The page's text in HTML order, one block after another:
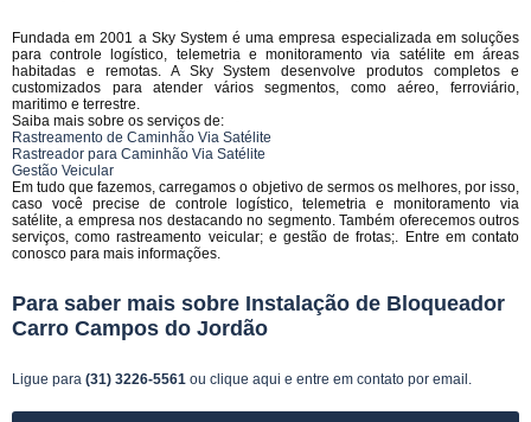
Fundada em 2001 a Sky System é uma empresa especializada em soluções
para controle logístico, telemetria e monitoramento via satélite em áreas
habitadas e remotas. A Sky System desenvolve produtos completos e
customizados para atender vários segmentos, como aéreo, ferroviário,
maritimo e terrestre.
Saiba mais sobre os serviços de:
Rastreamento de Caminhão Via Satélite
Rastreador para Caminhão Via Satélite
Gestão Veicular
Em tudo que fazemos, carregamos o objetivo de sermos os melhores, por isso,
caso você precise de controle logístico, telemetria e monitoramento via
satélite, a empresa nos destacando no segmento. Também oferecemos outros
serviços, como rastreamento veicular; e gestão de frotas;. Entre em contato
conosco para mais informações.
Para saber mais sobre Instalação de Bloqueador
Carro Campos do Jordão
Ligue para (31) 3226-5561 ou clique aqui e entre em contato por email.